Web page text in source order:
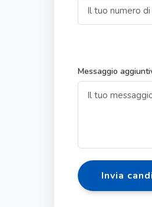
Messaggio
Invia